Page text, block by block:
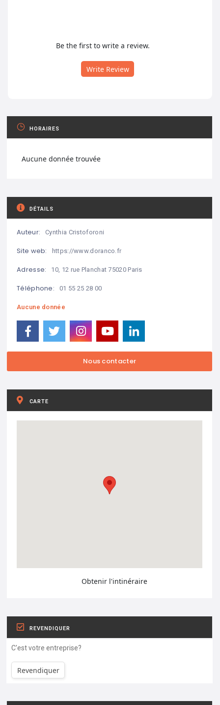
Be the first to write a review.
Write Review
HORAIRES
Aucune donnée trouvée
DÉTAILS
Auteur: Cynthia Cristoforoni
Site web: https://www.doranco.fr
Adresse: 10, 12 rue Planchat 75020 Paris
Téléphone: 01 55 25 28 00
Aucune donnée
CARTE
Obtenir l'intinéraire
REVENDIQUER
C'est votre entreprise?
Revendiquer